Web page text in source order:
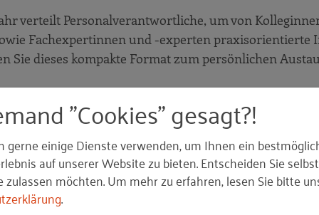
verteilt Personalverantwortliche, um von
Fachexpertinnen und -experten praxisorientierte
dieses kompakte Format zum persönlichen
Unternehmen aus Baden-Württemberg
Experten sowie Kolleginnen und Kollegen anderer
intensiv über aktuelle Themen aus dem
Sie auch Einblicke in andere Branchen und
"Cookies" gesagt?!
gerne einige Dienste verwenden, um Ihnen ein
auf unserer Website zu bieten. Entscheiden Sie
zulassen möchten.Um mehr zu erfahren, lesen Sie bitte
.